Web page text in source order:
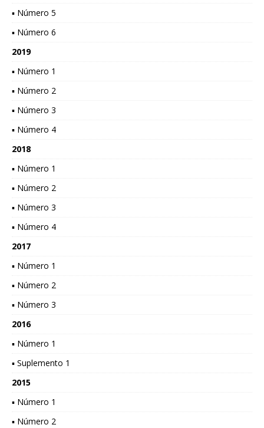
▪ Número 5
▪ Número 6
2019
▪ Número 1
▪ Número 2
▪ Número 3
▪ Número 4
2018
▪ Número 1
▪ Número 2
▪ Número 3
▪ Número 4
2017
▪ Número 1
▪ Número 2
▪ Número 3
2016
▪ Número 1
▪ Suplemento 1
2015
▪ Número 1
▪ Número 2